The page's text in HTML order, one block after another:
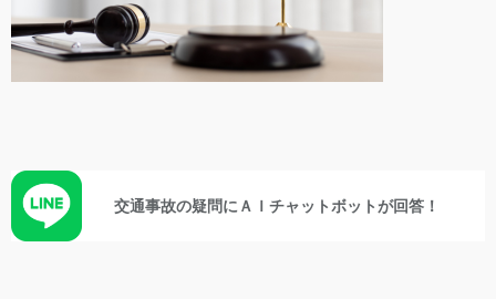
交通事故の疑問にＡＩチャットボットが回答！